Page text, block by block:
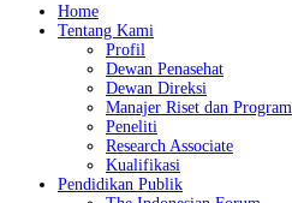
Home
Tentang Kami
Profil
Dewan Penasehat
Dewan Direksi
Manajer Riset dan Program
Peneliti
Research Associate
Kualifikasi
Pendidikan Publik